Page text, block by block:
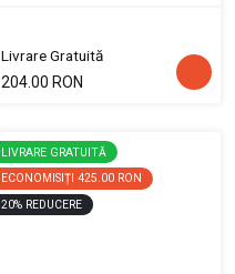
Livrare Gratuită
204.00 RON
LIVRARE GRATUITĂ
ECONOMISIȚI 425.00 RON
20% REDUCERE